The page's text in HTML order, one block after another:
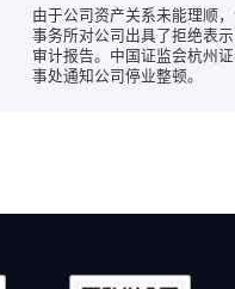
由于公司资产关系未能理顺
事务所对公司出具了拒绝表
审计报告。中国证监会杭州
事处通知公司停业整顿。